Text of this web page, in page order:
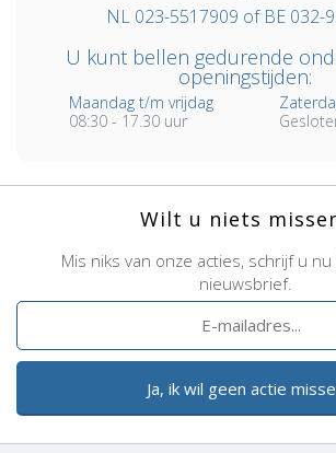
NL 023-5517909 of BE 032-
U kunt bellen gedurende
openingstijden:
Maandag t/m vrijdag
08:30 - 17.30 uur
Wilt u niets
Mis niks van onze acties, schrijf u
nieuwsbrief.
Ja, ik wil geen actie